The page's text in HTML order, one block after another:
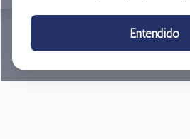
Entendido
Centro de Distribución El Bacha S.A.